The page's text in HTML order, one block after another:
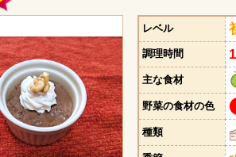
レベル
調理時間
主な食材
野菜の食材の色
種類